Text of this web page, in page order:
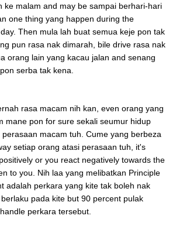
ke malam and may be sampai berhari-hari
one thing yang happen during the
Then mula lah buat semua keje pon tak
pun rasa nak dimarah, bile drive rasa nak
orang lain yang kacau jalan and senang
serba tak kena.
rasa macam nih kan, even orang yang
mane pon for sure sekali seumur hidup
macam tuh. Cume yang berbeza
setiap orang atasi perasaan tuh, it's
or you react negatively towards the
to you. Nih laa yang melibatkan Principle
adalah perkara yang kite tak boleh nak
pada kite but 90 percent pulak
perkara tersebut.